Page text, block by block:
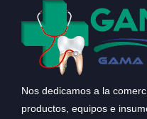
Nos dedicamos a la
productos, equipos e